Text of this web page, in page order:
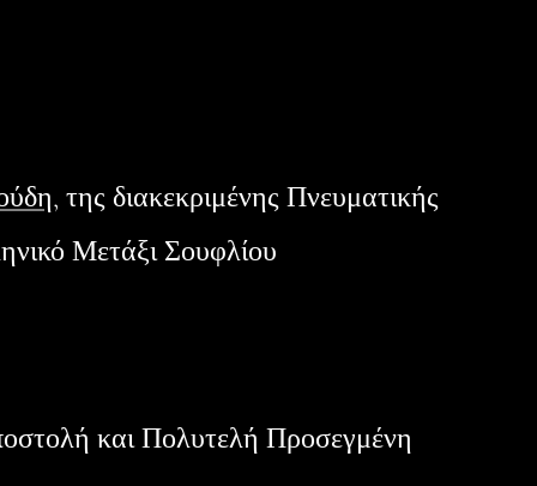
, της διακεκριμένης Πνευματικής
Μετάξι Σουφλίου
και Πολυτελή Προσεγμένη